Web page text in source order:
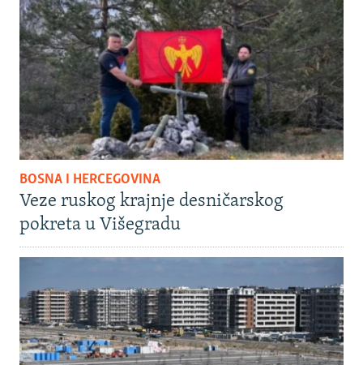
BOSNA I HERCEGOVINA
Veze ruskog krajnje desničarskog
pokreta u Višegradu